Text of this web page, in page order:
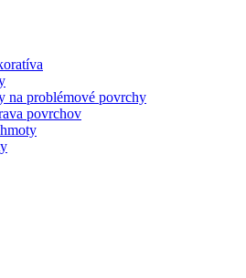
na problémové povrchy
povrchov